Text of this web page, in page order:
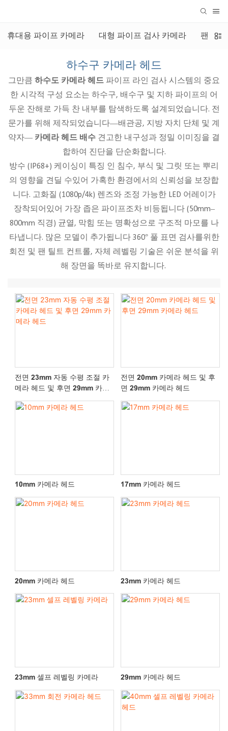
휴대용 파이프 카메라 대형 파이프 검사 카메라 팬 &
하수구 카메라 헤드
그만큼 하수도 카메라 헤드 파이프 라인 검사 시스템의 중요
한 시각적 구성 요소는 하수구, 배수구 및 지하 파이프의 어
두운 잔해로 가득 찬 내부를 탐색하도록 설계되었습니다. 전
문가를 위해 제작되었습니다—배관공, 지방 자치 단체 및 계
약자— 카메라 헤드 배수 견고한 내구성과 정밀 이미징을 결
합하여 진단을 단순화합니다.
방수 (IP68+) 케이싱이 특징 인 침수, 부식 및 그릿 또는 뿌리
의 영향을 견딜 수있어 가혹한 환경에서의 신뢰성을 보장합
니다. 고화질 (1080p/4k) 렌즈와 조정 가능한 LED 어레이가
장착되어있어 가장 좁은 파이프조차 비등됩니다 (50mm–
800mm 직경) 균열, 막힘 또는 명확성으로 구조적 마모를 나
타냅니다. 많은 모델이 추가됩니다 360° 풀 표면 검사를위한
회전 및 팬 틸트 컨트롤, 자체 레벨링 기술은 쉬운 분석을 위
해 장면을 똑바로 유지합니다.
전면 23mm 자동 수평 조절 카
메라 헤드 및 후면 29mm 카메
전면 20mm 카메라 헤드 및 후
면 29mm 카메라 헤드
10mm 카메라 헤드 17mm 카메라 헤드
20mm 카메라 헤드 23mm 카메라 헤드
23mm 셀프 레벨링 카메라 29mm 카메라 헤드